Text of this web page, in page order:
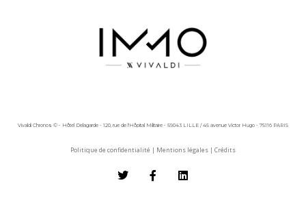
Vivaldi Chronos © - Hôtel Delagarde - 120, rue de l'Hôpital Militaire - 59043 LILLE / 45 avenue Victor Hugo - 75116 PARIS
Politique de confidentialité | Mentions légales | Crédits